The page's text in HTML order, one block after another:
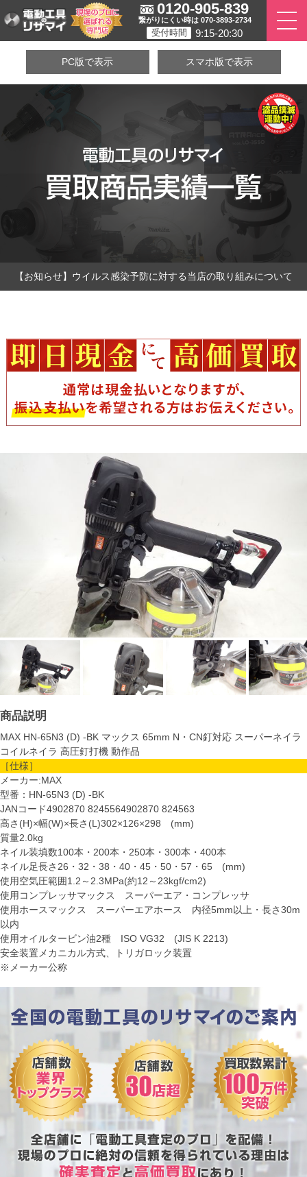
0120-905-839
繋がりにくい時は 070-3893-2734
受付時間 9:15-20:30
PC版で表示 スマホ版で表示
【お知らせ】ウイルス感染予防に対する当店の取り組みについて
商品説明
MAX HN-65N3 (D) -BK マックス 65mm N・CN釘対応 スーパーネイラ
コイルネイラ 高圧釘打機 動作品
［仕様］
メーカー:MAX
型番：HN-65N3 (D) -BK
JANコード4902870 8245564902870 824563
高さ(H)×幅(W)×長さ(L)302×126×298 (mm)
質量2.0kg
ネイル装填数100本・200本・250本・300本・400本
ネイル足長さ26・32・38・40・45・50・57・65 (mm)
使用空気圧範囲1.2～2.3MPa(約12～23kgf/cm2)
使用コンプレッサマックス スーパーエア・コンプレッサ
使用ホースマックス スーパーエアホース 内径5mm以上・長さ30m
以内
使用オイルタービン油2種 ISO VG32 (JIS K 2213)
安全装置メカニカル方式、トリガロック装置
※メーカー公称